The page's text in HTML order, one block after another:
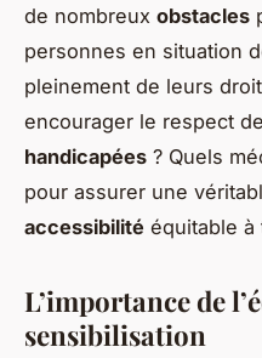
de nombreux obstacles
personnes en situation
pleinement de leurs
encourager le respect
handicapées ? Quels
pour assurer une
accessibilité équitable à
L’importance de
sensibilisation